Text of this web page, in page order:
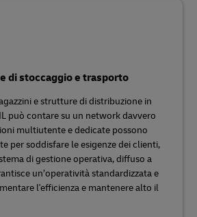
di stoccaggio e trasporto
e strutture di distribuzione in
può contare su un network davvero
multiutente e dedicate possono
per soddisfare le esigenze dei clienti,
di gestione operativa, diffuso a
un’operatività standardizzata e
l'efficienza e mantenere alto il